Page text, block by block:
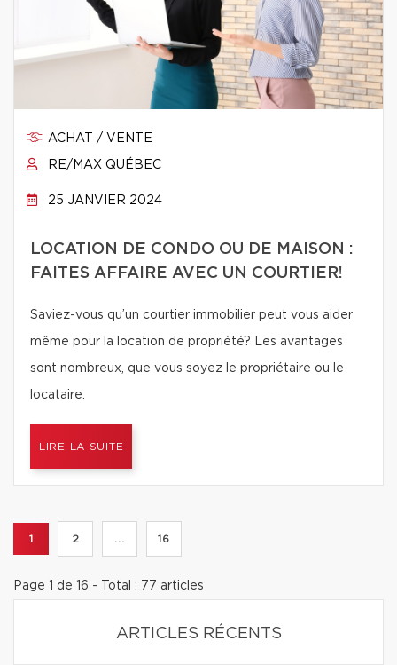
ACHAT / VENTE
RE/MAX QUÉBEC
25 JANVIER 2024
LOCATION DE CONDO OU DE MAISON :
FAITES AFFAIRE AVEC UN COURTIER!
Saviez-vous qu’un courtier immobilier peut vous aider
même pour la location de propriété? Les avantages
sont nombreux, que vous soyez le propriétaire ou le
locataire.
LIRE LA SUITE
1 2 ... 16
Page 1 de 16 - Total : 77 articles
ARTICLES RÉCENTS